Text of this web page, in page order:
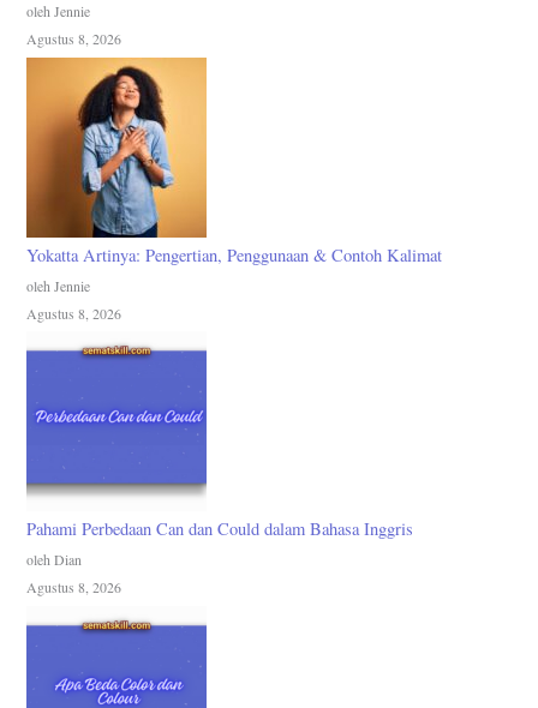
oleh Jennie
Agustus 8, 2026
Yokatta Artinya: Pengertian, Penggunaan & Contoh Kalimat
oleh Jennie
Agustus 8, 2026
Pahami Perbedaan Can dan Could dalam Bahasa Inggris
oleh Dian
Agustus 8, 2026